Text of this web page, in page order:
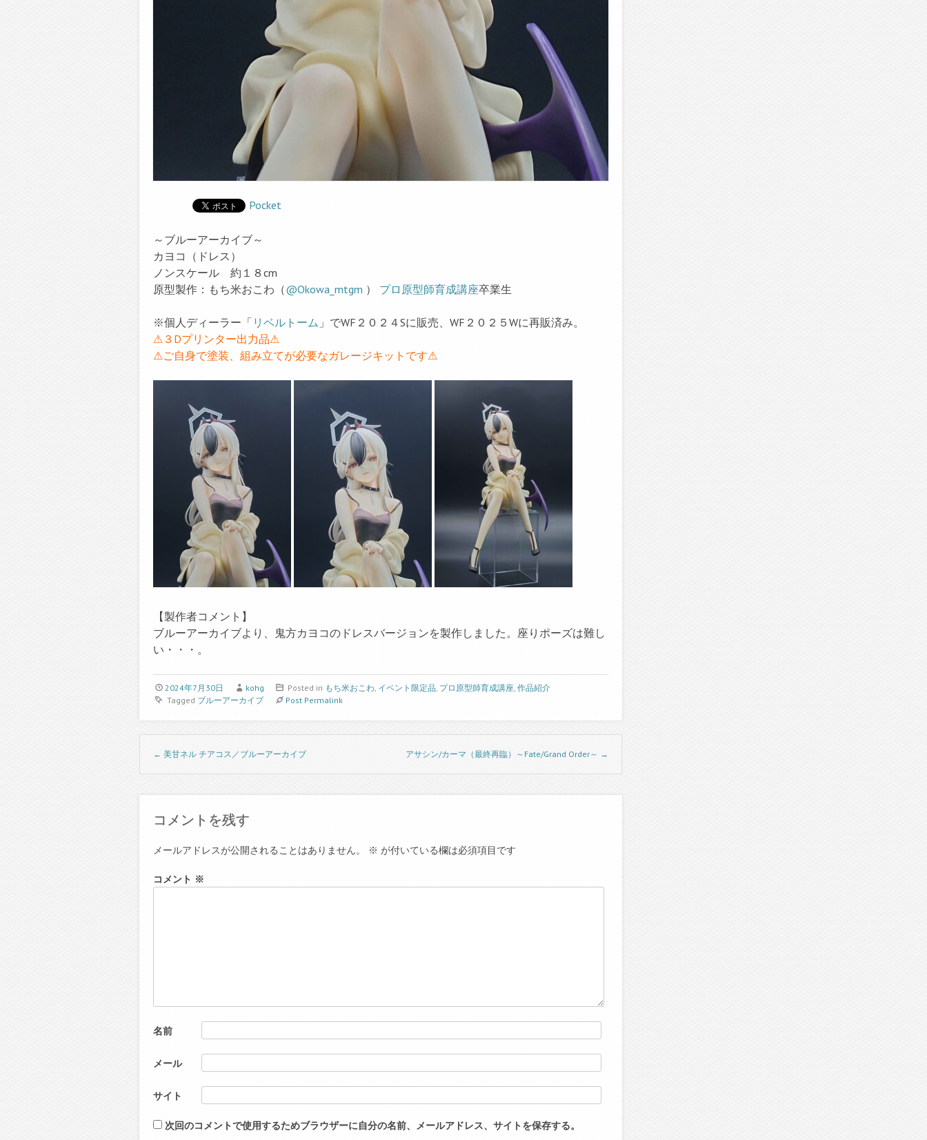
Pocket
～ブルーアーカイブ～
カヨコ（ドレス）
ノンスケール 約１８cm
原型製作：もち米おこわ（@Okowa_mtgm ） プロ原型師育成講座卒業生
※個人ディーラー「 リベルトーム 」でWF２０２４Sに販売、WF２０２５Wに再販済み。
⚠３Dプリンター出力品⚠
⚠ご自身で塗装、組み立てが必要なガレージキットです⚠
【製作者コメント】
ブルーアーカイブより、鬼方カヨコのドレスバージョンを製作しました。座りポーズは難し
い・・・。
2024年7月30日 kohg Posted in もち米おこわ, イベント限定品, プロ原型師育成講座,作品紹介
Tagged ブルーアーカイブ Post Permalink
Post navigation
← 美甘ネル チアコス／ブルーアーカイブ アサシン/カーマ（最終再臨）～Fate/Grand Order～ →
コメントを残す
メールアドレスが公開されることはありません。 ※ が付いている欄は必須項目です
コメント ※
名前
メール
サイト
次回のコメントで使用するためブラウザーに自分の名前、メールアドレス、サイトを保存する。